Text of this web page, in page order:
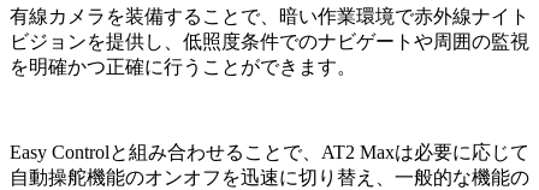
有線カメラを装備することで、暗い作業環境で赤外線ナイト
ビジョンを提供し、低照度条件でのナビゲートや周囲の監視
を明確かつ正確に行うことができます。
Easy Controlと組み合わせることで、AT2 Maxは必要に応じて
自動操舵機能のオンオフを迅速に切り替え、一般的な機能の